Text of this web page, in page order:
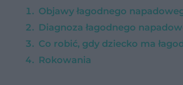
Objawy łagodnego
Diagnoza łagodnego
Co robić, gdy dziecko ma
Rokowania